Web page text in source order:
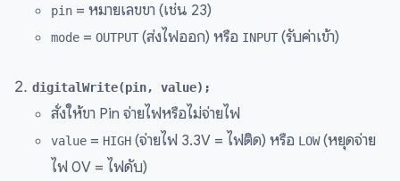
pin= หมายเลขขา (เช่น 23)
mode= OUTPUT(ส่งไฟออก) หรือ INPUT(รับค่าเข้า)
digitalWrite(pin, value);
สั่งให้ขา Pin จ่ายไฟหรือไม่จ่ายไฟ
value= HIGH(จ่ายไฟ 3.3V = ไฟติด) หรือ LOW(หยุดจ่าย
ไฟ 0V = ไฟดับ)